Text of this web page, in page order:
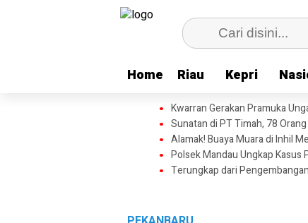
Home Riau Kepri
Home Riau Kepri
Kwarran Gerakan Pramuka
Sunatan di PT Timah, 78
Alamak! Buaya Muara di Inhil
Polsek Mandau Ungkap Kasus
Terungkap dari